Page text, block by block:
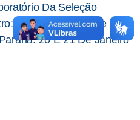
Da Seleção
Movimentações De
20 E 21 De Janeiro